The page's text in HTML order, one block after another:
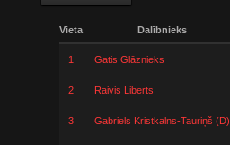
Vieta Dalībnieks
1 Gatis Glāznieks
2 Raivis Liberts
3 Gabriels Kristkalns-Tauriņš (D)